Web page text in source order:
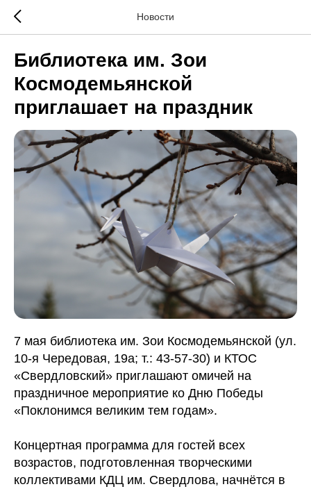
Новости
Библиотека им. Зои
Космодемьянской
приглашает на праздник
7 мая библиотека им. Зои Космодемьянской (ул.
10-я Чередовая, 19а; т.: 43-57-30) и КТОС
«Свердловский» приглашают омичей на
праздничное мероприятие ко Дню Победы
«Поклонимся великим тем годам».
Концертная программа для гостей всех
возрастов, подготовленная творческими
коллективами КДЦ им. Свердлова, начнётся в